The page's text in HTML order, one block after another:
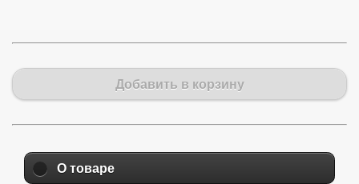
Добавить в корзину
О товаре